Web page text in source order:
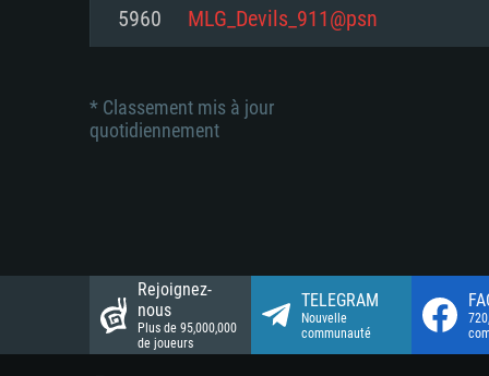
5960 MLG_Devils_911@psn
* Classement mis à jour
quotidiennement
Rejoignez-
nous
Plus de 95,000,000
de joueurs
TELEGRAM
Nouvelle
communauté